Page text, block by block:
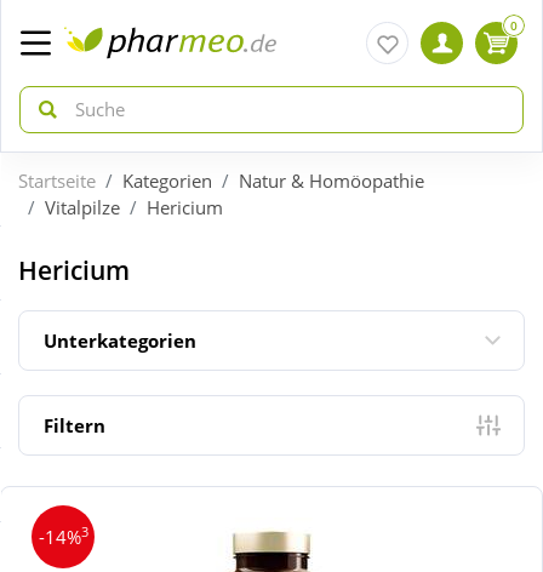
zurück
ÜBERSICHT AKTIONEN
Aktuelle Coupons
Neuheiten
Sale
zurück
ÜBERSICHT KATEGORIEN
Arzneimittel
Diabetes
Körperpflege & Kosmetik
0
Startseite Kategorien
Natur & Homöopathie
Vitalpilze
Hericium
Hericium
Unterkategorien
Filtern
-14%3